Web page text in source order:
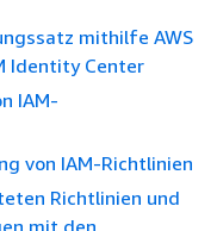
mithilfe AWS
Identity Center
IAM-
von IAM-Richtlinien
Richtlinien und
mit den